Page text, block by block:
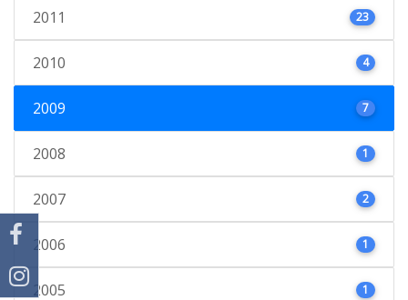
2011 23
2010 4
2009 7
2008 1
2007 2
2006 1
2005 1